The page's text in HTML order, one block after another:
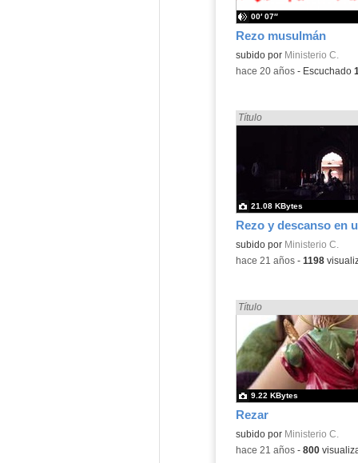
Rezo musulmán
subido por Ministerio C.
00′ 07″
-hace 20 años- Escuchado
Encontrado «rezo» en:
Título
Contenido educativo.
subido por Ministerio C.
21.08 KBytes
-hace 21 años- 1198
Rezar
Encontrado «rezo» en:
Título
subido por Ministerio C.
9.22 KBytes
-hace 21 años- 800